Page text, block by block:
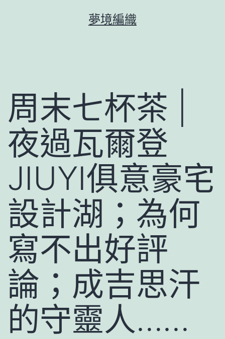
夢境編織
周末七杯茶 |
夜過瓦爾登
JIUYI俱意豪宅
設計湖；為何
寫不出好評
論；成吉思汗
的守靈人……